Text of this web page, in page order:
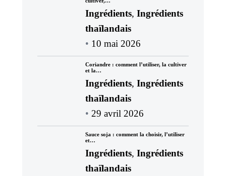
Ingrédients, Ingrédients
thaïlandais
10 mai 2026
Coriandre : comment l’utiliser, la cultiver
et la…
Ingrédients, Ingrédients
thaïlandais
29 avril 2026
Sauce soja : comment la choisir, l’utiliser
et…
Ingrédients, Ingrédients
thaïlandais